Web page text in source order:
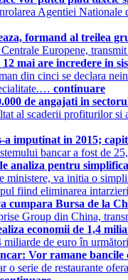
Agentiei
formand al treilea
Europene,
mai are incredere in
din cinci se declara
continuare
de angajati in
al scaderii profiturilor
imputinat in 2015;
bancar a fost de
analiza pentru
ministere, va initia o
fiind eliminarea
cumpara Bursa de la
Group din China,
economii de 1,4
de euro în
Vor ramane
serie de restaurante